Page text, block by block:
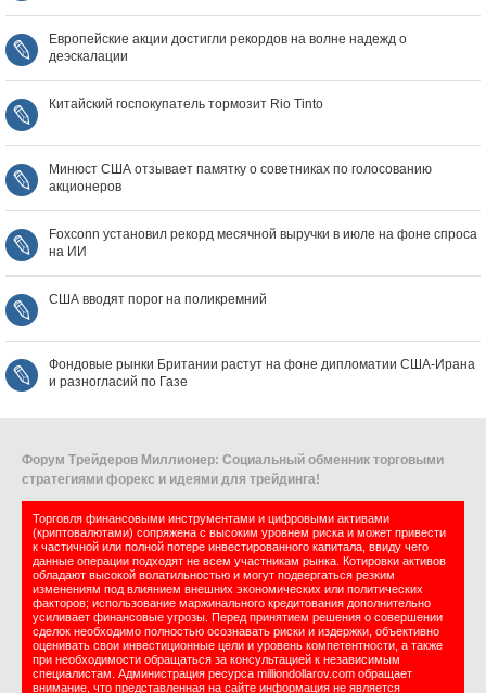
Европейские акции достигли рекордов на волне надежд о
деэскалации
Китайский госпокупатель тормозит Rio Tinto
Минюст США отзывает памятку о советниках по голосованию
акционеров
Foxconn установил рекорд месячной выручки в июле на фоне спроса
на ИИ
США вводят порог на поликремний
Фондовые рынки Британии растут на фоне дипломатии США‑Ирана
и разногласий по Газе
Форум Трейдеров Миллионер: Социальный обменник торговыми
стратегиями форекс и идеями для трейдинга!
Торговля финансовыми инструментами и цифровыми активами
(криптовалютами) сопряжена с высоким уровнем риска и может привести
к частичной или полной потере инвестированного капитала, ввиду чего
данные операции подходят не всем участникам рынка. Котировки активов
обладают высокой волатильностью и могут подвергаться резким
изменениям под влиянием внешних экономических или политических
факторов; использование маржинального кредитования дополнительно
усиливает финансовые угрозы. Перед принятием решения о совершении
сделок необходимо полностью осознавать риски и издержки, объективно
оценивать свои инвестиционные цели и уровень компетентности, а также
при необходимости обращаться за консультацией к независимым
специалистам. Администрация ресурса milliondollarov.com обращает
внимание, что представленная на сайте информация не является